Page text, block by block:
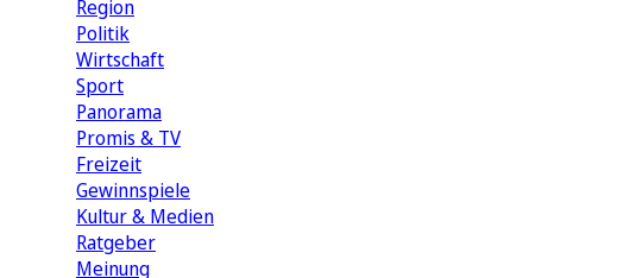
Region
Politik
Wirtschaft
Sport
Panorama
Promis & TV
Freizeit
Gewinnspiele
Kultur & Medien
Ratgeber
Meinung